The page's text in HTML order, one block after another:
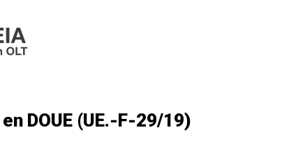
DOUE (UE.-F-29/19)